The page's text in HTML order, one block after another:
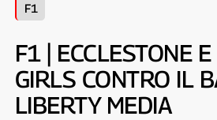
F1
F1 | ECCLESTONE
GIRLS CONTRO IL
LIBERTY MEDIA